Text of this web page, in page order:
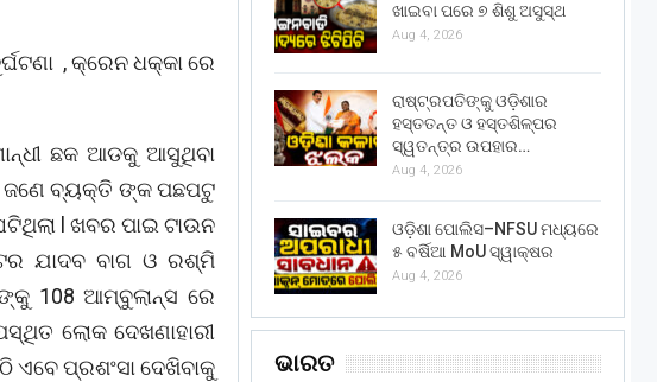
, କ୍ରେନ ଧକ୍କା ରେ
ଛକ ଆଡକୁ ଆସୁଥିବା
ଜଣେ ବ୍ୟକ୍ତି ଙ୍କ ପଛପଟୁ
l ଖବର ପାଇ ଟାଉନ
ଯାଦବ ବାଗ ଓ ରଶ୍ମି
108 ଆମ୍ବୁଲାନ୍ସ ରେ
ଲୋକ ଦେଖଣାହାରୀ
ଏବେ ପ୍ରଶଂସା ଦେଖିବାକୁ
ଖାଇବା ପରେ ୭ ଶିଶୁ ଅସୁସ୍ଥ
Aug 4, 2026
ରାଷ୍ଟ୍ରପତିଙ୍କୁ ଓଡ଼ିଶାର
ହସ୍ତତନ୍ତ ଓ ହସ୍ତଶିଳ୍ପର
ସ୍ୱତନ୍ତ୍ର ଉପହାର…
Aug 4, 2026
ଓଡ଼ିଶା ପୋଲିସ–NFSU ମଧ୍ୟରେ
୫ ବର୍ଷିଆ MoU ସ୍ୱାକ୍ଷର
Aug 4, 2026
ଭାରତ